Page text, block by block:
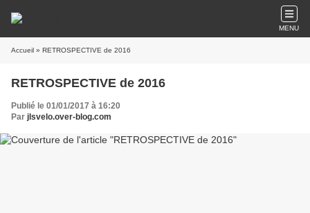
MENU
Accueil » RETROSPECTIVE de 2016
RETROSPECTIVE de 2016
Publié le 01/01/2017 à 16:20
Par jlsvelo.over-blog.com